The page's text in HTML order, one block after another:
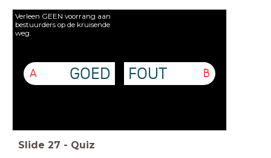
Verleen GEEN voorrang aan
bestuurders op de kruisende
weg.
A GOED B
FOUT
Slide 27 - Quiz